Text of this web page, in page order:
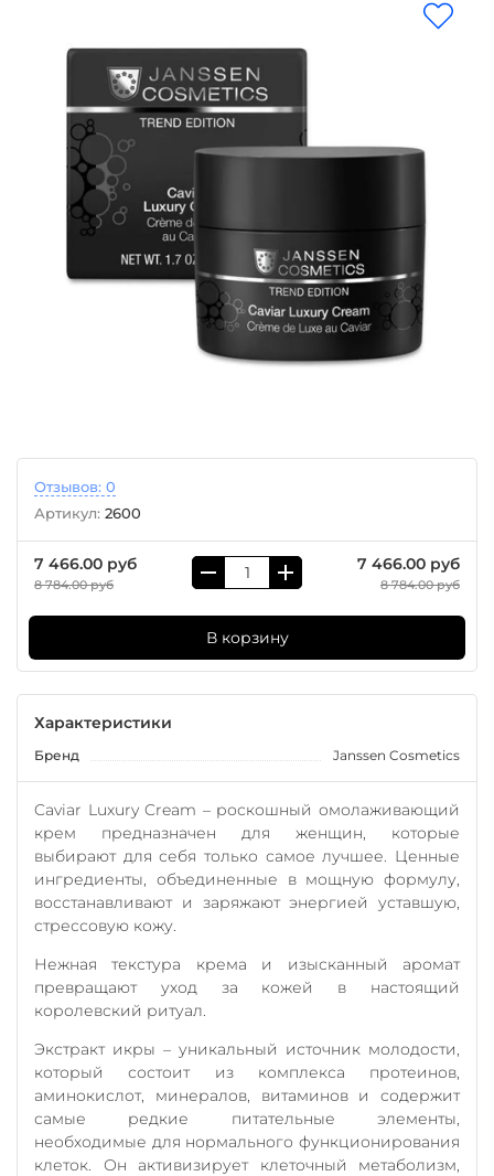
Отзывов: 0
Артикул: 2600
7 466.00 руб
8 784.00 руб
7 466.00 руб
8 784.00 руб
В корзину
Характеристики
Бренд Janssen Cosmetics
Caviar Luxury Cream – роскошный омолаживающий
крем предназначен для женщин, которые
выбирают для себя только самое лучшее. Ценные
ингредиенты, объединенные в мощную формулу,
восстанавливают и заряжают энергией уставшую,
стрессовую кожу.
Нежная текстура крема и изысканный аромат
превращают уход за кожей в настоящий
королевский ритуал.
Экстракт икры – уникальный источник молодости,
который состоит из комплекса протеинов,
аминокислот, минералов, витаминов и содержит
самые редкие питательные элементы,
необходимые для нормального функционирования
клеток. Он активизирует клеточный метаболизм,